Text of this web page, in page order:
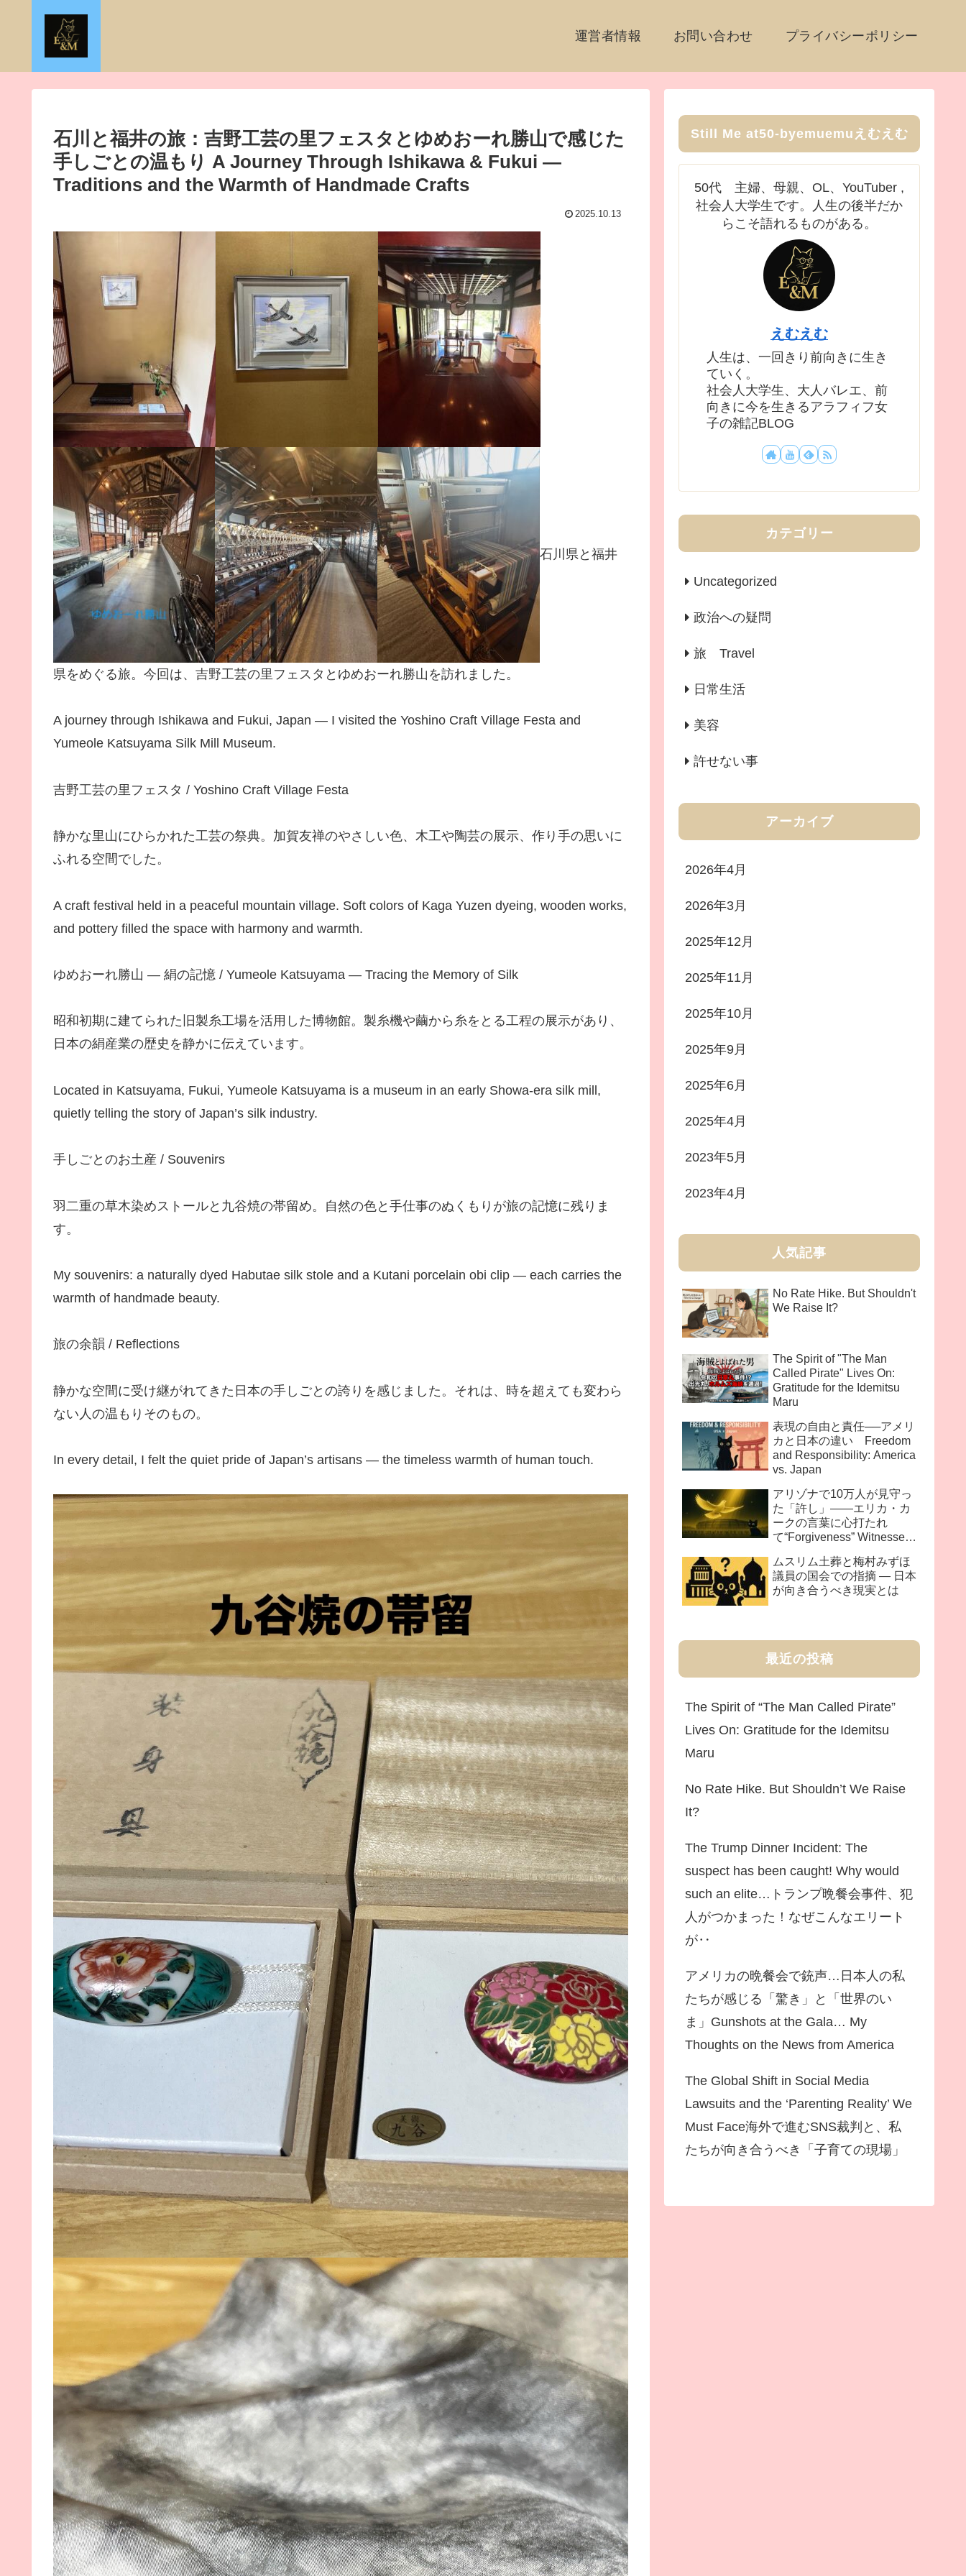
運営者情報 お問い合わせ プライバシーポリシー
石川と福井の旅：吉野工芸の里フェスタとゆめおーれ勝山で感じた
手しごとの温もり A Journey Through Ishikawa & Fukui —
Traditions and the Warmth of Handmade Crafts
2025.10.13
石川県と福井
県をめぐる旅。今回は、吉野工芸の里フェスタとゆめおーれ勝山を訪れました。
A journey through Ishikawa and Fukui, Japan — I visited the Yoshino Craft Village Festa and
Yumeole Katsuyama Silk Mill Museum.
吉野工芸の里フェスタ / Yoshino Craft Village Festa
静かな里山にひらかれた工芸の祭典。加賀友禅のやさしい色、木工や陶芸の展示、作り手の思いに
ふれる空間でした。
A craft festival held in a peaceful mountain village. Soft colors of Kaga Yuzen dyeing, wooden works,
and pottery filled the space with harmony and warmth.
ゆめおーれ勝山 ― 絹の記憶 / Yumeole Katsuyama — Tracing the Memory of Silk
昭和初期に建てられた旧製糸工場を活用した博物館。製糸機や繭から糸をとる工程の展示があり、
日本の絹産業の歴史を静かに伝えています。
Located in Katsuyama, Fukui, Yumeole Katsuyama is a museum in an early Showa-era silk mill,
quietly telling the story of Japan’s silk industry.
手しごとのお土産 / Souvenirs
羽二重の草木染めストールと九谷焼の帯留め。自然の色と手仕事のぬくもりが旅の記憶に残りま
す。
My souvenirs: a naturally dyed Habutae silk stole and a Kutani porcelain obi clip — each carries the
warmth of handmade beauty.
旅の余韻 / Reflections
静かな空間に受け継がれてきた日本の手しごとの誇りを感じました。それは、時を超えても変わら
ない人の温もりそのもの。
In every detail, I felt the quiet pride of Japan’s artisans — the timeless warmth of human touch.
Still Me at50-byemuemuえむえむ
50代 主婦、母親、OL、YouTuber ,
社会人大学生です。人生の後半だか
らこそ語れるものがある。
えむえむ
人生は、一回きり前向きに生き
ていく。
社会人大学生、大人バレエ、前
向きに今を生きるアラフィフ女
子の雑記BLOG
カテゴリー
Uncategorized
政治への疑問
旅 Travel
日常生活
美容
許せない事
アーカイブ
2026年4月
2026年3月
2025年12月
2025年11月
2025年10月
2025年9月
2025年6月
2025年4月
2023年5月
2023年4月
人気記事
No Rate Hike. But Shouldn't
We Raise It?
The Spirit of "The Man
Called Pirate" Lives On:
Gratitude for the Idemitsu
Maru
表現の自由と責任──アメリ
カと日本の違い Freedom
and Responsibility: America
vs. Japan
アリゾナで10万人が見守っ
た「許し」――エリカ・カ
ークの言葉に心打たれ
て“Forgiveness” Witnessed
Moved by the Words of
Erika Kirk
ムスリム土葬と梅村みずほ
議員の国会での指摘 ― 日本
が向き合うべき現実とは
最近の投稿
The Spirit of “The Man Called Pirate”
Lives On: Gratitude for the Idemitsu
Maru
No Rate Hike. But Shouldn’t We Raise
It?
The Trump Dinner Incident: The
suspect has been caught! Why would
such an elite…トランプ晩餐会事件、犯
人がつかまった！なぜこんなエリート
が‥
アメリカの晩餐会で銃声…日本人の私
たちが感じる「驚き」と「世界のい
ま」Gunshots at the Gala… My
Thoughts on the News from America
The Global Shift in Social Media
Lawsuits and the ‘Parenting Reality’ We
Must Face海外で進むSNS裁判と、私
たちが向き合うべき「子育ての現場」